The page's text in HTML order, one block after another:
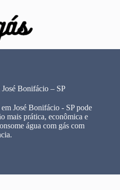
Bonifácio – SP
José Bonifácio - SP pode
mais prática, econômica e
água com gás com